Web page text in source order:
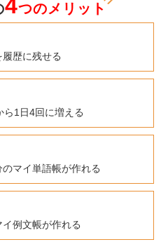
4つのメリット
歴に残せる
ら1日4回に増える
マイ単語帳が作れる
例文帳が作れる